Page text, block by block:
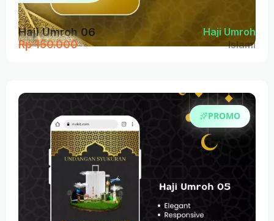
Haji Umroh 06 Haji Umroh
Rp 150.000 Islami
PROMO